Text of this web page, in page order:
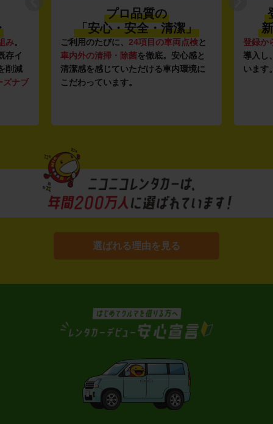
み。
存イ
削減
ズナブ
プロ品質の
「安心・安全・清潔」
ご利用のたびに、 24項目の車両点検と
車内外の清掃・除菌を徹底。安心感と
清潔感を感じていただける車内環境に
こだわっています。
登録か
導入し
います
選ばれる理由を見る